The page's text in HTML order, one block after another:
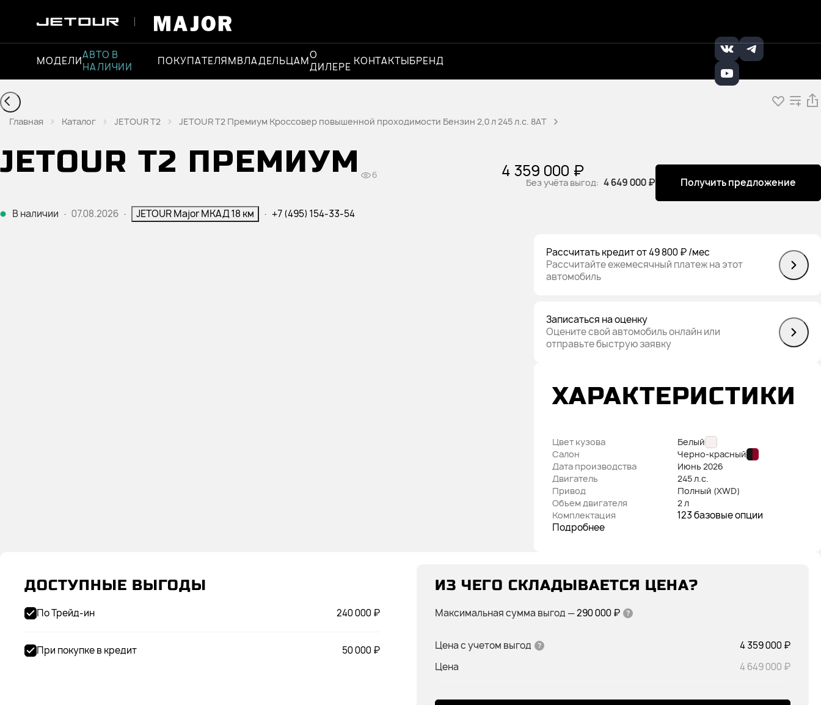
МОДЕЛИАВТО В
НАЛИЧИИ
ПОКУПАТЕЛЯМВЛАДЕЛЬЦАМО
ДИЛЕРЕ КОНТАКТЫБРЕНД
Главная Каталог JETOUR T2 JETOUR T2 Премиум Кроссовер повышенной проходимости Бензин 2,0 л 245 л.с. 8AT
JETOUR T2 ПРЕМИУМ 6
В наличии · 07.08.2026 · JETOUR Major МКАД 18 км · +7 (495) 154-33-54
4 359 000 ₽
Без учёта выгод: 4 649 000 ₽ Получить предложение
Рассчитать кредитот 49 800 ₽/мес
Рассчитайте ежемесячный платеж на этот
автомобиль
Записаться на оценку
Оцените свой автомобиль онлайн или
отправьте быструю заявку
ХАРАКТЕРИСТИКИ
Цвет кузова
Белый
Салон
Черно-красный
Дата производства
Июнь 2026
Двигатель
245 л.с.
Привод
Полный (XWD)
Объем двигателя
2 л
Комплектация
123 базовые опции
Подробнее
ДОСТУПНЫЕ ВЫГОДЫ
240 000 ₽
По Трейд-ин
50 000 ₽
При покупке в кредит
ИЗ ЧЕГО СКЛАДЫВАЕТСЯ ЦЕНА?
Максимальная сумма выгод —290 000 ₽
Цена с учетом выгод
4 359 000 ₽
Цена
4 649 000 ₽